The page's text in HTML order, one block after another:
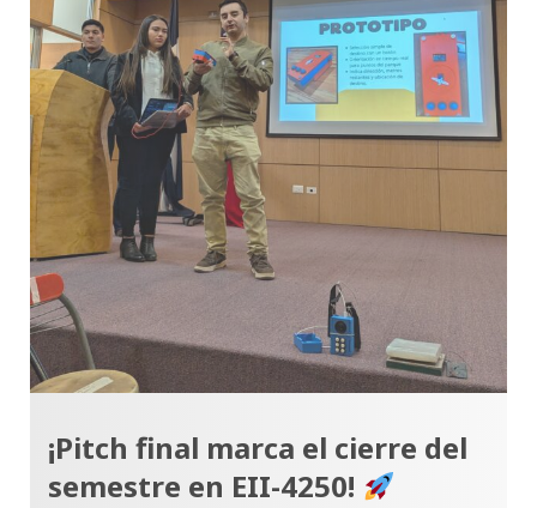
¡Pitch final marca el cierre del
semestre en EII-4250!